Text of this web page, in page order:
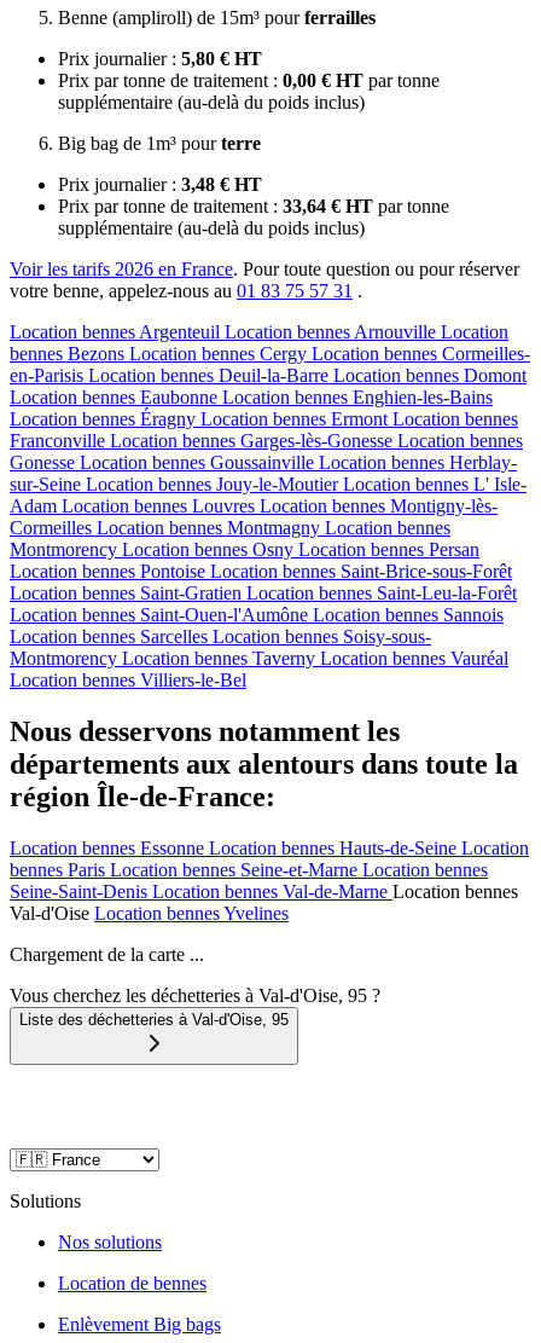
Benne (ampliroll) de 15m³ pourferrailles
Prix journalier : 5,80 € HT
Prix par tonne de traitement : 0,00 € HT par tonne
supplémentaire (au-delà du poids inclus)
Big bag de 1m³ pourterre
Prix journalier : 3,48 € HT
Prix par tonne de traitement : 33,64 € HT par tonne
supplémentaire (au-delà du poids inclus)
Voir les tarifs 2026 en France. Pour toute question ou pour réserver
votre benne, appelez-nous au 01 83 75 57 31 .
Location bennesArgenteuil Location bennesArnouville Location
bennes Bezons Location bennes Cergy Location bennes Cormeilles-
en-Parisis Location bennes Deuil-la-Barre Location bennes Domont
Location bennes Eaubonne Location bennes Enghien-les-Bains
Location bennes Éragny Location bennes Ermont Location bennes
Franconville Location bennes Garges-lès-Gonesse Location bennes
Gonesse Location bennes Goussainville Location bennes Herblay-
sur-Seine Location bennes Jouy-le-Moutier Location bennes L' Isle-
Adam Location bennes Louvres Location bennes Montigny-lès-
Cormeilles Location bennes Montmagny Location bennes
Montmorency Location bennes Osny Location bennes Persan
Location bennes Pontoise Location bennes Saint-Brice-sous-Forêt
Location bennes Saint-Gratien Location bennes Saint-Leu-la-Forêt
Location bennes Saint-Ouen-l'Aumône Location bennes Sannois
Location bennes Sarcelles Location bennes Soisy-sous-
Montmorency Location bennes Taverny Location bennes Vauréal
Location bennes Villiers-le-Bel
Nous desservons notamment les
départements aux alentours dans toute la
région Île-de-France:
Location bennes Essonne Location bennes Hauts-de-Seine Location
bennes Paris Location bennes Seine-et-Marne Location bennes
Seine-Saint-Denis Location bennes Val-de-Marne Location bennes
Val-d'Oise Location bennesYvelines
Chargement de la carte ...
Vous cherchez les déchetteries à Val-d'Oise, 95 ?
Liste des déchetteries à Val-d'Oise, 95
Solutions
Nos solutions
Location de bennes
Enlèvement Big bags